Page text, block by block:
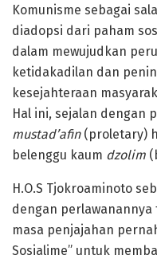
Komunisme sebagai
diadopsi dari paham
dalam mewujudkan
ketidakadilan dan
kesejahteraan
Hal ini, sejalan dengan
mustad’afin (proletary)
belenggu kaum dzolim
H.O.S Tjokroaminoto
dengan
masa penjajahan
Sosialime” untuk